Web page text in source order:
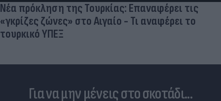
Νέα πρόκληση της Τουρκίας: Επαναφέρει τις
«γκρίζες ζώνες» στο Αιγαίο - Τι αναφέρει το
τουρκικό ΥΠΕΞ
Για να μην μένεις στο σκοτάδι...